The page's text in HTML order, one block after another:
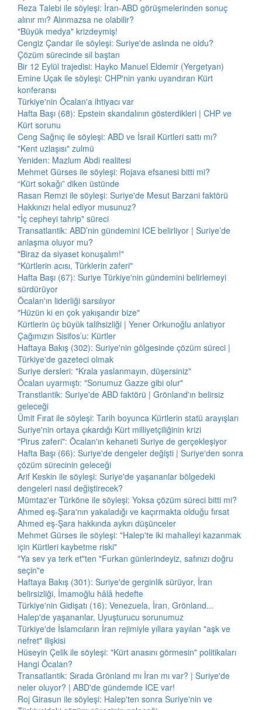
Reza Talebi ile söyleşi: İran-ABD görüşmelerinden sonuç
alınır mı? Alınmazsa ne olabilir?
"Büyük medya" krizdeymiş!
Cengiz Çandar ile söyleşi: Suriye'de aslında ne oldu?
Çözüm sürecinde sil baştan
Bir 12 Eylül trajedisi: Hayko Manuel Eldemir (Yergetyan)
Emine Uçak ile söyleşi: CHP'nin yankı uyandıran Kürt
konferansı
Türkiye'nin Öcalan'a ihtiyacı var
Hafta Başı (68): Epstein skandalının gösterdikleri | CHP ve
Kürt sorunu
Ceng Sağnıç ile söyleşi: ABD ve İsrail Kürtleri sattı mı?
"Kent uzlaşısı" zulmü
Yeniden: Mazlum Abdi realitesi
Mehmet Gürses ile söyleşi: Rojava efsanesi bitti mi?
“Kürt sokağı” diken üstünde
Rasan Remzi ile söyleşi: Suriye'de Mesut Barzani faktörü
Hakkınızı helal ediyor musunuz?
"İç cepheyi tahrip" süreci
Transatlantik: ABD’nin gündemini ICE belirliyor | Suriye’de
anlaşma oluyor mu?
"Biraz da siyaset konuşalım!"
"Kürtlerin acısı, Türklerin zaferi"
Hafta Başı (67): Suriye Türkiye'nin gündemini belirlemeyi
sürdürüyor
Öcalan'ın liderliği sarsılıyor
"Hüzün ki en çok yakışandır bize"
Kürtlerin üç büyük talihsizliği | Yener Orkunoğlu anlatıyor
Çağımızın Sisifos’u: Kürtler
Haftaya Bakış (302): Suriye'nin gölgesinde çözüm süreci |
Türkiye'de gazeteci olmak
Suriye dersleri: "Krala yaslanmayın, düşersiniz"
Öcalan uyarmıştı: "Sonumuz Gazze gibi olur"
Transtlantik: Suriye'de ABD faktörü | Grönland'ın belirsiz
geleceği
Ümit Fırat ile söyleşi: Tarih boyunca Kürtlerin statü arayışları
Suriye'nin ortaya çıkardığı Kürt milliyetçiliğinin krizi
"Pirus zaferi": Öcalan'ın kehaneti Suriye de gerçekleşiyor
Hafta Başı (66): Suriye'de dengeler değişti | Suriye'den sonra
çözüm sürecinin geleceği
Arif Keskin ile söyleşi: Suriye'de yaşananlar bölgedeki
dengeleri nasıl değiştirecek?
Mümtaz'er Türköne ile söyleşi: Yoksa çözüm süreci bitti mi?
Ahmed eş-Şara'nın yakaladığı ve kaçırmakta olduğu fırsat
Ahmed eş-Şara hakkında aykırı düşünceler
Mehmet Gürses ile söyleşi: "Halep'te iki mahalleyi kazanmak
için Kürtleri kaybetme riski"
"Ya sev ya terk et"ten "Furkan günlerindeyiz, safınızı doğru
seçin"e
Haftaya Bakış (301): Suriye'de gerginlik sürüyor, İran
belirsizliği, İmamoğlu hâlâ hedefte
Türkiye'nin Gidişatı (16): Venezuela, İran, Grönland...
Halep'de yaşananlar, Uyuşturucu sorunumuz
Türkiye'de İslamcıların İran rejimiyle yıllara yayılan "aşk ve
nefret" ilişkisi
Hüseyin Çelik ile söyleşi: "Kürt anasını görmesin" politikaları
Hangi Öcalan?
Transatlantik: Sırada Grönland mı İran mı var? | Suriye'de
neler oluyor? | ABD'de gündemde ICE var!
Roj Girasun ile söyleşi: Halep'ten sonra Suriye'nin ve